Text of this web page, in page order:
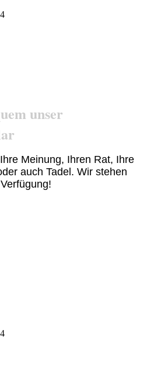
unser
Meinung, Ihren Rat, Ihre
auch Tadel. Wir stehen